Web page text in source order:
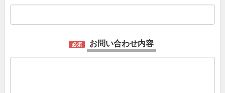
必須 お問い合わせ内容